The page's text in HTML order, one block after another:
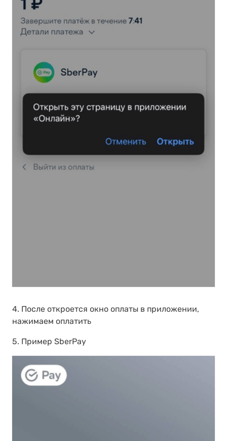
4. После откроется окно оплаты в приложении,
нажимаем оплатить
5. Пример SberPay